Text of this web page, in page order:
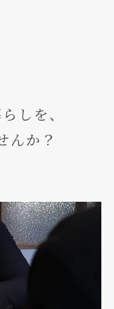
しを、
んか？